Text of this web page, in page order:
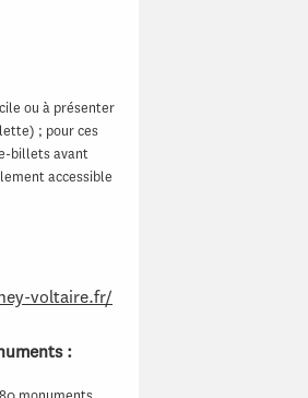
ou à présenter
; pour ces
billets avant
accessible
voltaire.fr/
: